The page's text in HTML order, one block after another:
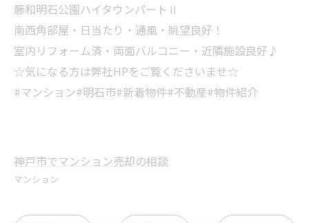
藤和明石公園ハイタウンパートⅡ
南西角部屋・日当たり・通風・眺望良好！
室内リフォーム済・両面バルコニー・近隣施設良好♪
☆気になる方は弊社HPをご覧くださいませ☆
#マンション#明石市#新着物件#不動産#物件紹介
神戸市でマンション売却の相談
マンション